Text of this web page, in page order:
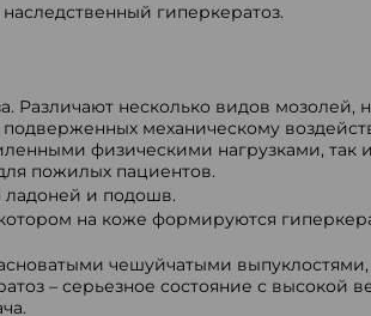
гиперкератоз.
Различают несколько видов мозолей,
механическому
физическими нагрузками, так
пожилых пациентов.
ладоней и подошв.
на коже формируются
чешуйчатыми
– серьезное состояние с высокой